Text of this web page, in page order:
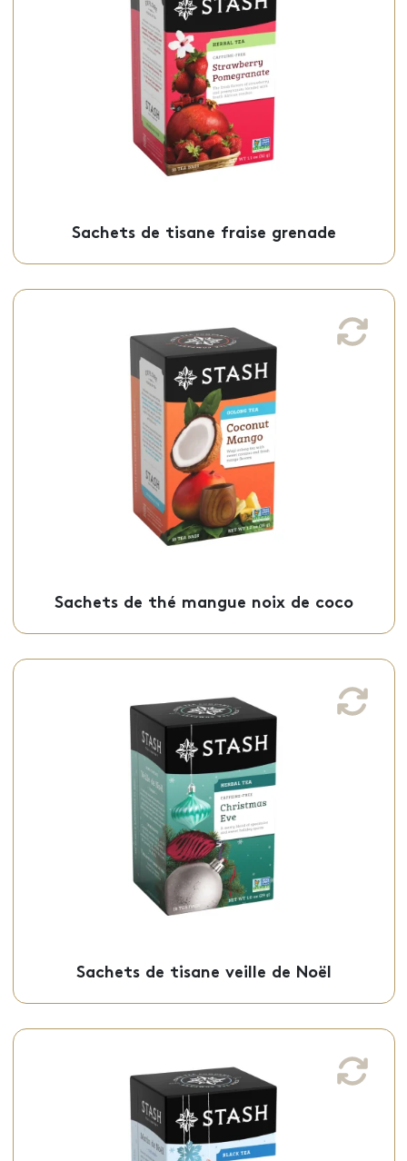
Sachets de tisane fraise grenade
et acidulé, est offert en sachets
Sachets - 50-18082
Sachets de thé mangue noix de coco
Sachets de thé mangue noix de coco
Ce thé oolong noix de coco et mangue, au
goût frais, riche et sucré, est offert en
sachets individuels.
Sachets - 50-18083
Sachets de tisane veille de Noël
Sachets de tisane veille de Noël
Cette tisane veille de noël, un joyeux
mélange de menthe verte et d’épices
sucrées de fêtes, est offerte en sachets
Sachets - 50-18174
Sachets de thé noir matin de Noël
Ce thé noir matin de noël, un parfait
équilibre entre saveur vive et douce, est
offert en sachets individuels.